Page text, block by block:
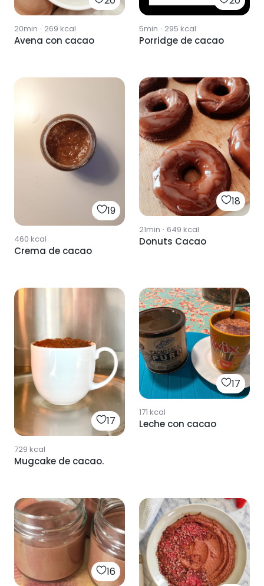
20min · 269 kcal
Avena con cacao
5min · 295 kcal
Porridge de cacao
19
460 kcal
Crema de cacao
18
21min · 649 kcal
Donuts Cacao
17
729 kcal
Mugcake de cacao.
17
171 kcal
Leche con cacao
16